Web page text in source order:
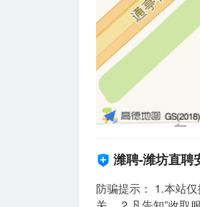
潍聘-潍坊直聘
防骗提示： 1.本站